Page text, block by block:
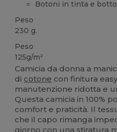
Botoni in tinta e
Peso
230 g.
Peso
125g/m²
Camicia da donna a
di cotone con finitura
manutenzione ridotta e
Questa camicia in 100%
comfort e praticità. Il
che il capo rimanga
giorno con una stiratura